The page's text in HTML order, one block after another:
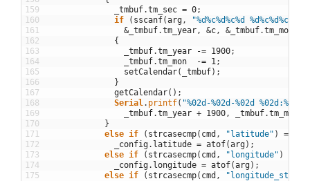
159
160
161
162
163
164
165
166
167
168
169
170
171
172
173
174
175
_tmbuf.tm_sec = 0;
if
( sscanf(arg, "%d%c%d%c%d %d%c%d%c%d"
& _tmbuf.tm_year, &c, & _tmbuf.tm_mon
{
_tmbuf.tm_year -= 1900;
_tmbuf.tm_mon -= 1;
setCalendar( _tmbuf) ;
}
getCalendar( ) ;
Serial. printf( "%02d-%02d-%02d
_tmbuf.tm_year + 1900, _tmbuf.tm_mon
}
else if ( strcasecmp( cmd , "latitude" ) ==
_config. latitude = atof(arg) ;
else if ( strcasecmp( cmd , "longitude" )
_config. longitude = atof(arg) ;
else if ( strcasecmp( cmd , "longitude_std"